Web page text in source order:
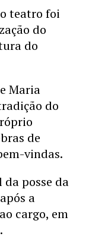
teatro foi
do
do
Maria
do
de
vindas.
posse da
a
cargo, em